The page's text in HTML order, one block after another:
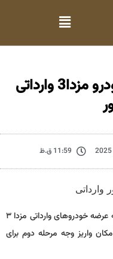
بخشنامه جدید فروش خودرو مزدا3 وارداتی
11:59 ق.ظ
به اطلاع منتخبین واجد شرایط سامانه یکپارچه عرضه خودروهای وارداتی مزدا ۳
واریز وجه مرحله دوم برای